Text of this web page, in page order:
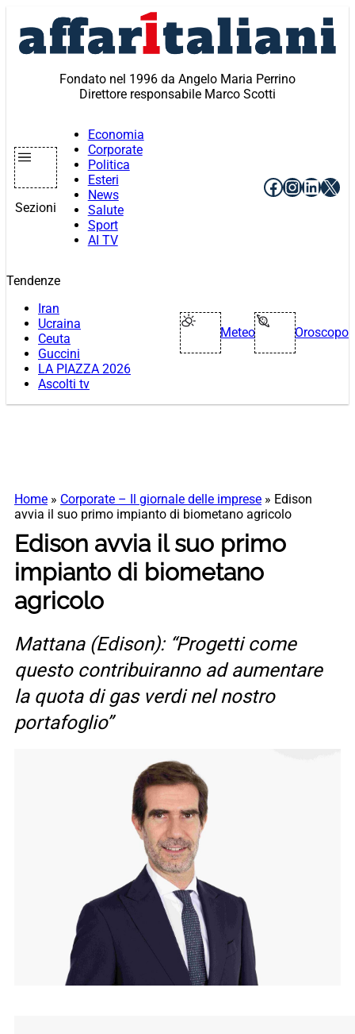
contenuto
Fondato nel 1996 da Angelo Maria Perrino
Direttore responsabile Marco Scotti
Sezioni
Economia
Corporate
Politica
Esteri
News
Salute
Sport
AI TV
Facebook
X
Tendenze
Iran
Ucraina
Ceuta
Guccini
LA PIAZZA 2026
Ascolti tv
Meteo Oroscopo
Home » Corporate – Il giornale delle imprese » Edison
avvia il suo primo impianto di biometano agricolo
Edison avvia il suo primo
impianto di biometano
agricolo
Mattana (Edison): “Progetti come
questo contribuiranno ad aumentare
la quota di gas verdi nel nostro
portafoglio”